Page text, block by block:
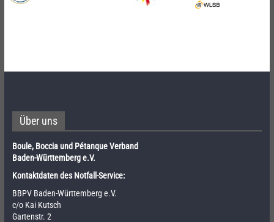
Über uns
Boule, Boccia und Pétanque Verband
Baden-Württemberg e.V.
Kontaktdaten des Notfall-Service:
BBPV Baden-Württemberg e.V.
c/o Kai Kutsch
Gartenstr. 2